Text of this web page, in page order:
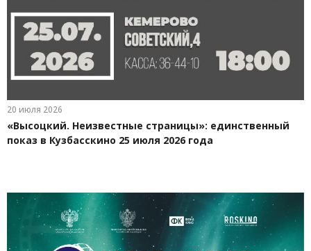
20 июля 2026
«Высоцкий. Неизвестные страницы»: единственный
показ в Кузбасскино 25 июля 2026 года